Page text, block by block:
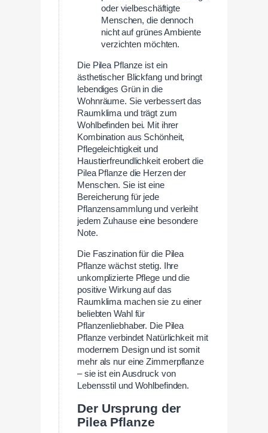
oder vielbeschäftigte
Menschen, die dennoch
nicht auf grünes Ambiente
verzichten möchten.
Die Pilea Pflanze ist ein
ästhetischer Blickfang und bringt
lebendiges Grün in die
Wohnräume. Sie verbessert das
Raumklima und trägt zum
Wohlbefinden bei. Mit ihrer
Kombination aus Schönheit,
Pflegeleichtigkeit und
Haustierfreundlichkeit erobert die
Pilea Pflanze die Herzen der
Menschen. Sie ist eine
Bereicherung für jede
Pflanzensammlung und verleiht
jedem Zuhause eine besondere
Note.
Die Faszination für die Pilea
Pflanze wächst stetig. Ihre
unkomplizierte Pflege und die
positive Wirkung auf das
Raumklima machen sie zu einer
beliebten Wahl für
Pflanzenliebhaber. Die Pilea
Pflanze verbindet Natürlichkeit mit
modernem Design und ist somit
mehr als nur eine Zimmerpflanze
– sie ist ein Ausdruck von
Lebensstil und Wohlbefinden.
Der Ursprung der
Pilea Pflanze